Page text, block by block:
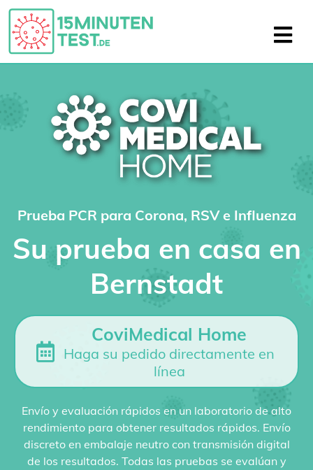
Prueba PCR para Corona, RSV e Influenza
Su prueba en casa en
Bernstadt
CoviMedical Home
Haga su pedido directamente en
línea
Envío y evaluación rápidos en un laboratorio de alto
rendimiento para obtener resultados rápidos. Envío
discreto en embalaje neutro con transmisión digital
de los resultados. Todas las pruebas se evalúan y